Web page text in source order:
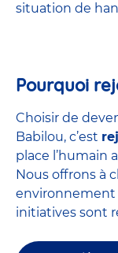
situation de
Pourquoi
Choisir de
Babilou, c’est
place l’humain
Nous offrons à
environnement
initiatives sont